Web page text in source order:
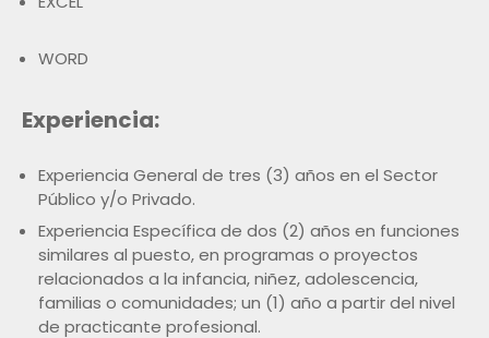
WORD
Experiencia:
Experiencia General de tres (3) años en el Sector
Público y/o Privado.
Experiencia Específica de dos (2) años en funciones
similares al puesto, en programas o proyectos
relacionados a la infancia, niñez, adolescencia,
familias o comunidades; un (1) año a partir del nivel
de practicante profesional.